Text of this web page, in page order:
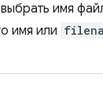
имя
имя или